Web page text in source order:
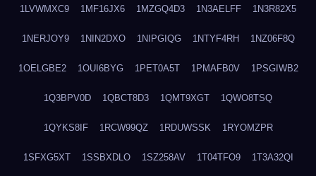
1LVWMXC9 1MF16JX6 1MZGQ4D3 1N3AELFF 1N3R82X5
1NERJOY9 1NIN2DXO 1NIPGIQG 1NTYF4RH 1NZ06F8Q
1OELGBE2 1OUI6BYG 1PET0A5T 1PMAFB0V 1PSGIWB2
1Q3BPV0D 1QBCT8D3 1QMT9XGT 1QWO8TSQ
1QYKS8IF 1RCW99QZ 1RDUWSSK 1RYOMZPR
1SFXG5XT 1SSBXDLO 1SZ258AV 1T04TFO9 1T3A32QI